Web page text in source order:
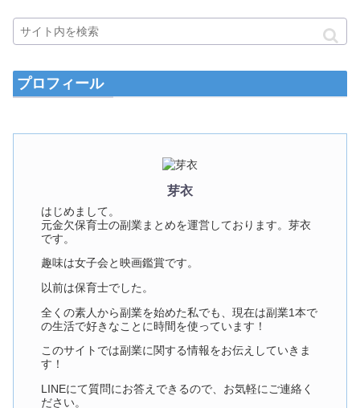
プロフィール
芽衣
はじめまして。
元金欠保育士の副業まとめを運営しております。芽衣
です。
趣味は女子会と映画鑑賞です。
以前は保育士でした。
全くの素人から副業を始めた私でも、現在は副業1本で
の生活で好きなことに時間を使っています！
このサイトでは副業に関する情報をお伝えしていきま
す！
LINEにて質問にお答えできるので、お気軽にご連絡く
ださい。